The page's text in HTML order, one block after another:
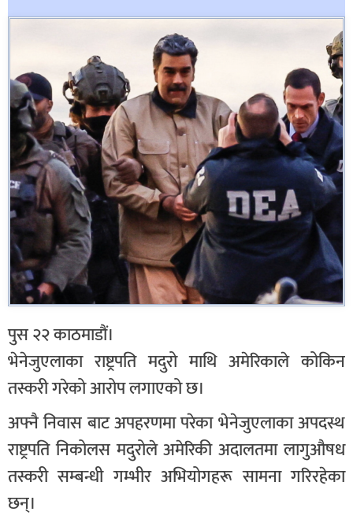
n
पुस २२ काठमाडौं।
भेनेजुएलाका राष्ट्रपति मदुरो माथि अमेरिकाले कोकिन
तस्करी गरेको आरोप लगाएको छ।
अफ्नै निवास बाट अपहरणमा परेका भेनेजुएलाका अपदस्थ
राष्ट्रपति निकोलस मदुरोले अमेरिकी अदालतमा लागुऔषध
तस्करी सम्बन्धी गम्भीर अभियोगहरू सामना गरिरहेका
छन्।